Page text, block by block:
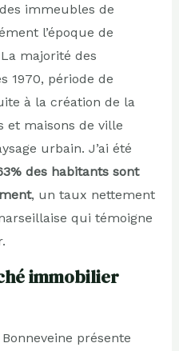
immeubles de
l’époque de
majorité des
1970, période de
à la création de la
et maisons de ville
urbain. J’ai été
des habitants sont
, un taux nettement
qui témoigne
immobilier
présente